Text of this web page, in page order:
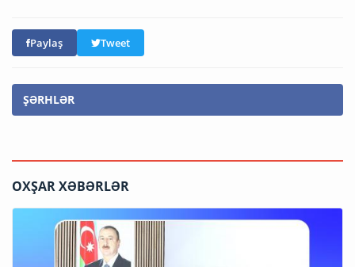
Paylaş Tweet
ŞƏRHLƏR
OXŞAR XƏBƏRLƏR